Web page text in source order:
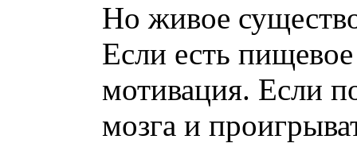
Но живое
Если есть
мотивация. Если
мозга и